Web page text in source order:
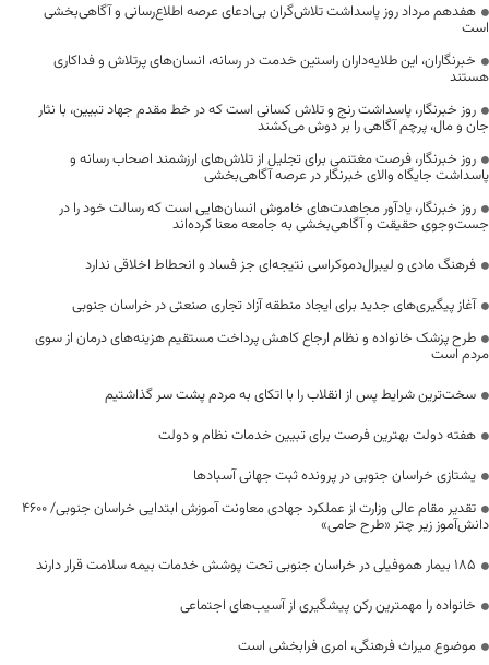
هفدهم مرداد روز پاسداشت تلاش‌گران بی‌ادعای عرصه اطلاع‌رسانی و آگاهی‌بخشی
است
خبرنگاران، این طلایه‌داران راستین خدمت در رسانه، انسان‌های پرتلاش و فداکاری
هستند
روز خبرنگار، پاسداشت رنج و تلاش کسانی است که در خط مقدم جهاد تبیین، با نثار
جان و مال، پرچم آگاهی را بر دوش می‌کشند
روز خبرنگار، فرصت مغتنمی برای تجلیل از تلاش‌های ارزشمند اصحاب رسانه و
پاسداشت جایگاه والای خبرنگار در عرصه آگاهی‌بخشی
روز خبرنگار، یادآور مجاهدت‌های خاموش انسان‌هایی است که رسالت خود را در
جست‌وجوی حقیقت و آگاهی‌بخشی به جامعه معنا کرده‌اند
فرهنگ مادی و لیبرال‌دموکراسی نتیجه‌ای جز فساد و انحطاط اخلاقی ندارد
آغاز پیگیری‌های جدید برای ایجاد منطقه آزاد تجاری صنعتی در خراسان جنوبی
طرح پزشک خانواده و نظام ارجاع کاهش پرداخت مستقیم هزینه‌های درمان از سوی
مردم است
سخت‌ترین شرایط پس از انقلاب را با اتکای به مردم پشت سر گذاشتیم
هفته دولت بهترین فرصت برای تبیین خدمات نظام و دولت
یشتازی خراسان جنوبی در پرونده ثبت جهانی آسبادها
تقدیر مقام عالی وزارت از عملکرد جهادی معاونت آموزش ابتدایی خراسان جنوبی/ ۴۶۰۰
دانش‌آموز زیر چتر «طرح حامی»
۱۸۵ بیمار هموفیلی در خراسان جنوبی تحت پوشش خدمات بیمه سلامت قرار دارند
خانواده را مهمترین رکن پیشگیری از آسیب‌های اجتماعی
موضوع میراث فرهنگی، امری فرابخشی است